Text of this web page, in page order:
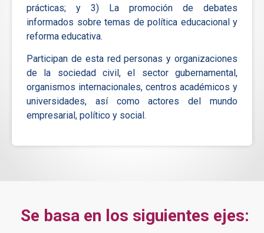
prácticas; y 3) La promoción de debates
informados sobre temas de política educacional y
reforma educativa.
Participan de esta red personas y organizaciones
de la sociedad civil, el sector gubernamental,
organismos internacionales, centros académicos y
universidades, así como actores del mundo
empresarial, político y social.
Se basa en los siguientes ejes: